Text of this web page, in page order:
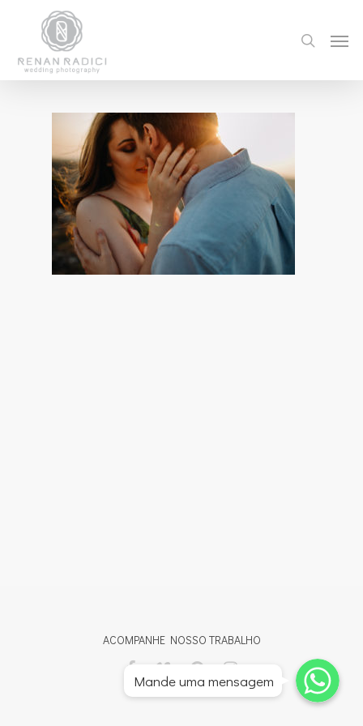
ACOMPANHE NOSSO TRABALHO
Whatsapp
Whatsapp
Whatsapp
Mande uma mensagem